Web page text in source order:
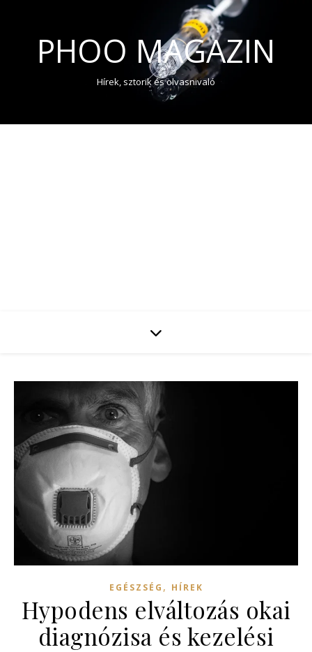
PHOO MAGAZIN
Hírek, sztorik és olvasnivaló
EGÉSZSÉG , HÍREK
Hypodens elváltozás okai
diagnózisa és kezelési